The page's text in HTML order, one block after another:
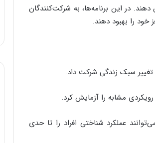
در این برنامه‌ها، به شرکت‌کنندگان
را بهبود دهند.
عملکرد شناختی افراد را تا حدی